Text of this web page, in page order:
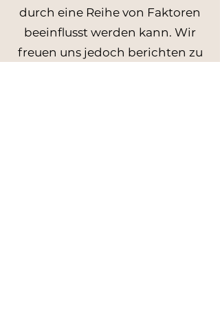
durch eine Reihe von Faktoren
beeinflusst werden kann. Wir
freuen uns jedoch berichten zu